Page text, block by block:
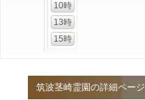
10時
13時
15時
筑波茎崎霊園の詳細ページ